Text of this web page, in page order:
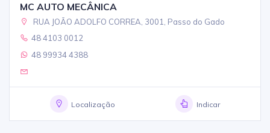
MC AUTO MECÂNICA
RUA JOÃO ADOLFO CORREA, 3001, Passo do Gado
48 4103 0012
48 99934 4388
Localização Indicar